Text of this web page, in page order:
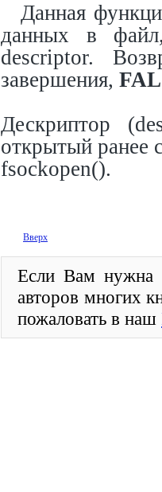
Данная
данных в
descriptor.
завершения,
Дескриптор
открытый ранее
fsockopen().
Вверх
Если Вам нужна
авторов многих
пожаловать в наш